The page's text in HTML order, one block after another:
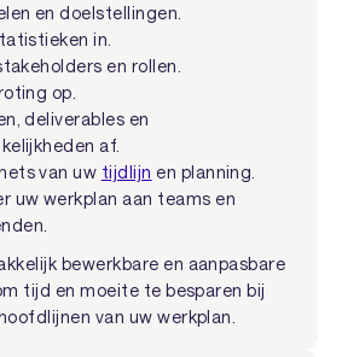
en doelstellingen.
in.
en rollen.
op.
deliverables en
af.
van uw tijdlijn en planning.
uw werkplan aan teams en
bewerkbare en aanpasbare
tijd en moeite te besparen bij
van uw werkplan.